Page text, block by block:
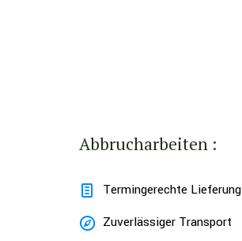
Abbrucharbeiten :
Termingerechte Lieferung
Zuverlässiger Transport